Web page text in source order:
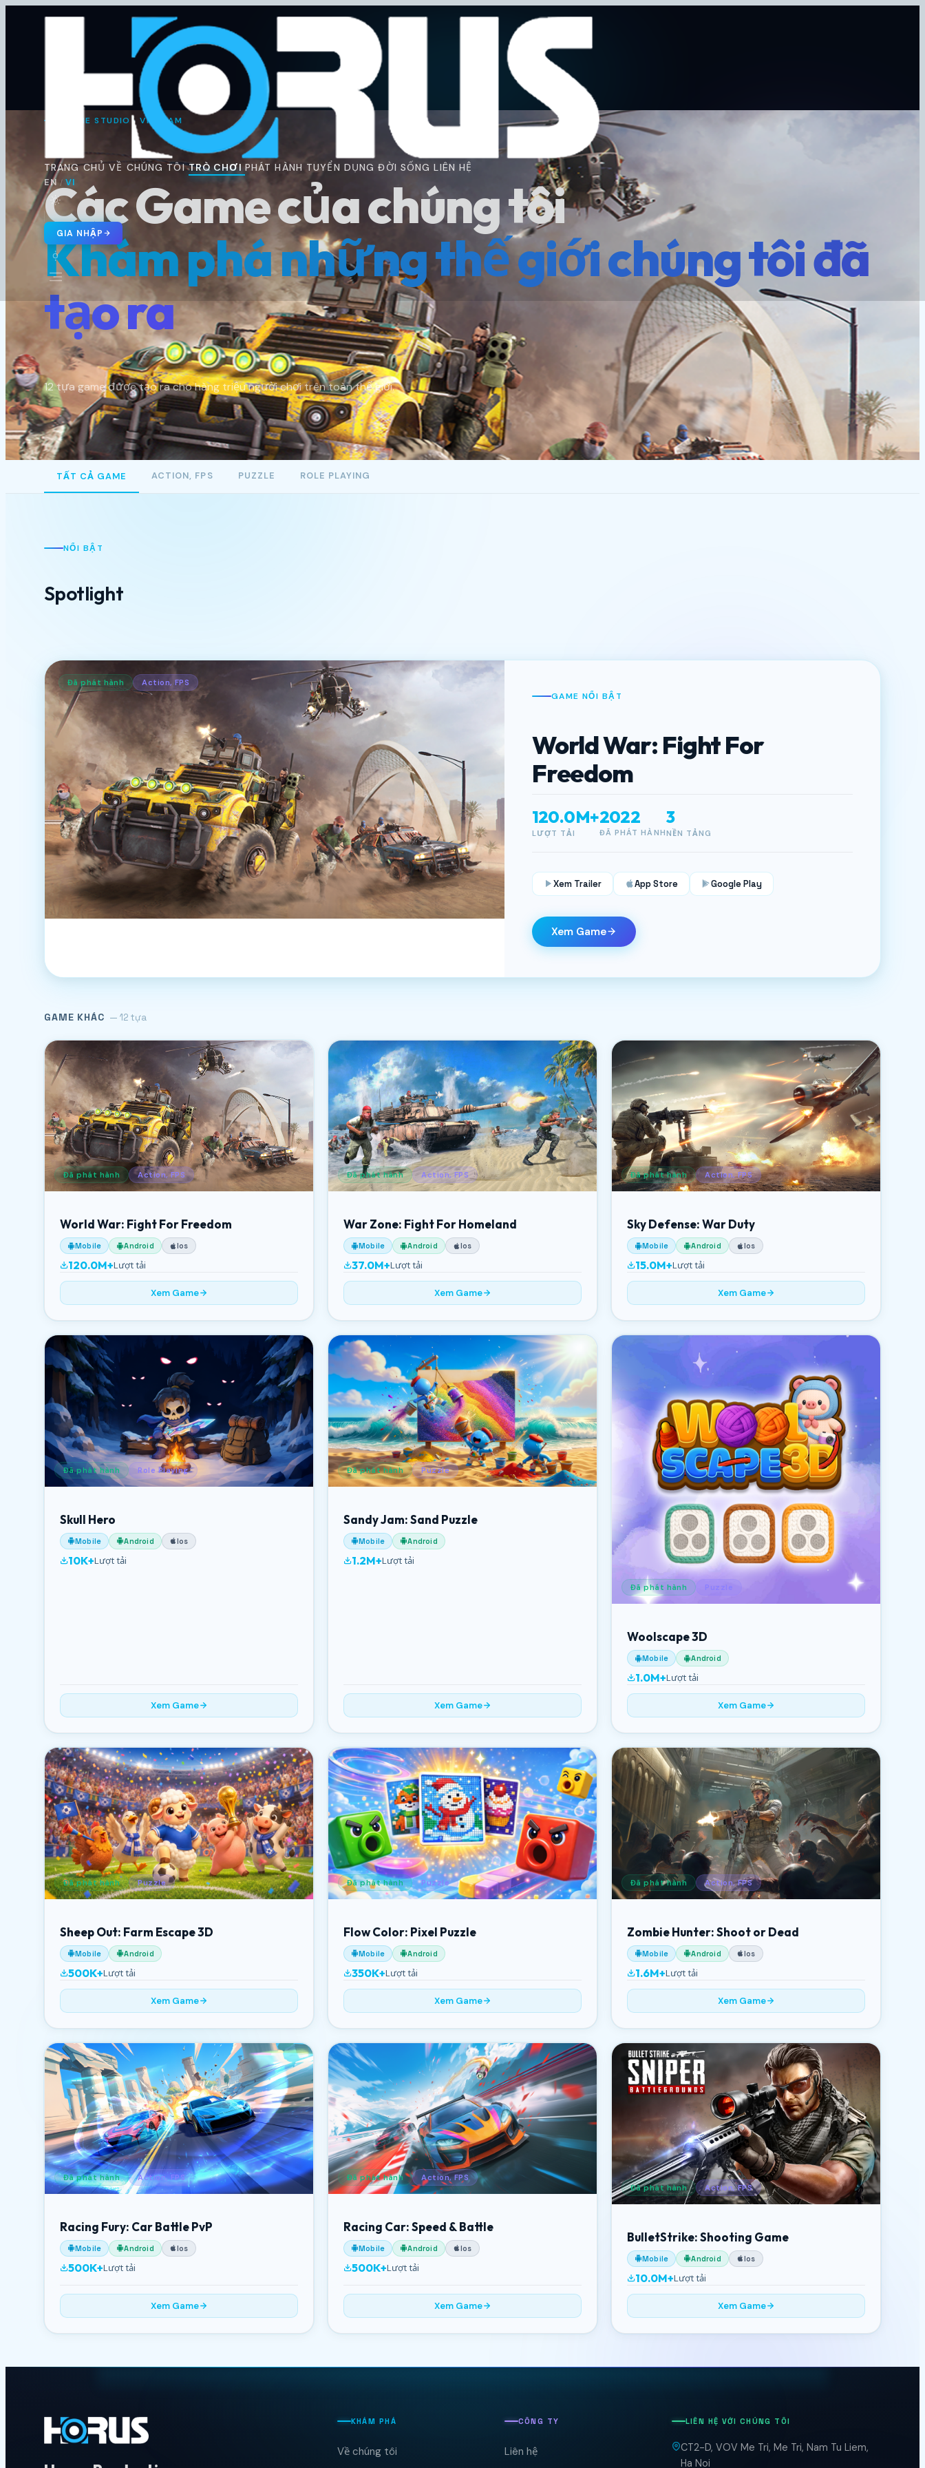
TRANG CHỦVỀ CHÚNG TÔITRÒ CHƠI PHÁT HÀNH TUYỂN DỤNGĐỜI SỐNGLIÊN HỆ
EN / VI
GIA NHẬP
🇬🇧 EN/🇻🇳 VI
GAME STUDIO · VIETNAM
Các Game của chúng tôi
Khám phá những thế giới chúng tôi đã
tạo ra
12 tựa game được tạo ra cho hàng triệu người chơi trên toàn thế giới.
TẤT CẢ GAME ACTION, FPS PUZZLE ROLE PLAYING
NỔI BẬT
Spotlight
Đã phát hành Action, FPS
GAME NỔI BẬT
World War: Fight For
Freedom
120.0M+
LƯỢT TẢI
2022
ĐÃ PHÁT HÀNH
3
NỀN TẢNG
Xem Trailer App Store Google Play
Xem Game
GAME KHÁC — 12 tựa
Đã phát hành Action, FPS
World War: Fight For Freedom
Mobile Android Ios
120.0M+Lượt tải
Xem Game
Đã phát hành Action, FPS
War Zone: Fight For Homeland
Mobile Android Ios
37.0M+Lượt tải
Xem Game
Đã phát hành Action, FPS
Sky Defense: War Duty
Mobile Android Ios
15.0M+Lượt tải
Xem Game
Đã phát hành Role Playing
Skull Hero
Mobile Android Ios
10K+Lượt tải
Xem Game
Đã phát hành Puzzle
Sandy Jam: Sand Puzzle
Mobile Android
1.2M+Lượt tải
Xem Game
Đã phát hành Puzzle
Woolscape 3D
Mobile Android
1.0M+Lượt tải
Xem Game
Đã phát hành Puzzle
Sheep Out: Farm Escape 3D
Mobile Android
500K+Lượt tải
Xem Game
Đã phát hành Puzzle
Flow Color: Pixel Puzzle
Mobile Android
350K+Lượt tải
Xem Game
Đã phát hành Action, FPS
Zombie Hunter: Shoot or Dead
Mobile Android Ios
1.6M+Lượt tải
Xem Game
Đã phát hành Action, FPS
Racing Fury: Car Battle PvP
Mobile Android Ios
500K+Lượt tải
Xem Game
Đã phát hành Action, FPS
Racing Car: Speed & Battle
Mobile Android Ios
500K+Lượt tải
Xem Game
Đã phát hành Action, FPS
BulletStrike: Shooting Game
Mobile Android Ios
10.0M+Lượt tải
Xem Game
KHÁM PHÁ
Về chúng tôi
CÔNG TY
Liên hệ
LIÊN HỆ VỚI CHÚNG TÔI
CT2-D, VOV Me Tri, Me Tri, Nam Tu Liem,
Ha Noi